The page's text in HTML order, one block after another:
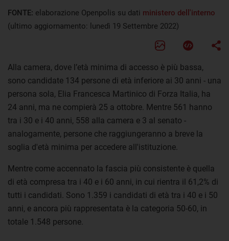
FONTE: elaborazione Openpolis su dati ministero dell'interno
(ultimo aggiornamento: lunedì 19 Settembre 2022)
Alla camera, dove l’età minima di accesso è più bassa,
sono candidate 134 persone di età inferiore ai 30 anni - una
persona sola, Elia Francesca Martinico di Forza Italia, ha
24 anni, ma ne compierà 25 a ottobre. Mentre 561 hanno
tra i 30 e i 40 anni, 558 alla camera e 3 al senato -
analogamente, persone che raggiungeranno a breve la
soglia d'età minima per accedere all'istituzione.
Mentre come accennato la fascia più consistente è quella
di età compresa tra i 40 e i 60 anni, in cui rientra il 61,2% di
tutti i candidati. Sono 1.359 i candidati di età tra i 40 e i 50
anni, e ancora più rappresentata è la categoria 50-60, in
totale 1.548 persone.